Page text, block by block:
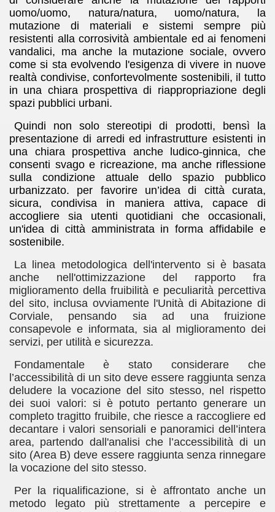
uomo/uomo, natura/natura, uomo/natura, la
mutazione di materiali e sistemi sempre più
resistenti alla corrosività ambientale ed ai fenomeni
vandalici, ma anche la mutazione sociale, ovvero
come si sta evolvendo l'esigenza di vivere in nuove
realtà condivise, confortevolmente sostenibili, il tutto
in una chiara prospettiva di riappropriazione degli
spazi pubblici urbani.
Quindi non solo stereotipi di prodotti, bensì la
presentazione di arredi ed infrastrutture esistenti in
una chiara prospettiva anche ludico-ginnica, che
consenti svago e ricreazione, ma anche riflessione
sulla condizione attuale dello spazio pubblico
urbanizzato. per favorire un’idea di città curata,
sicura, condivisa in maniera attiva, capace di
accogliere sia utenti quotidiani che occasionali,
un'idea di città amministrata in forma affidabile e
sostenibile.
La linea metodologica dell'intervento si è basata
anche nell'ottimizzazione del rapporto fra
miglioramento della fruibilità e peculiarità percettiva
del sito, inclusa ovviamente l'Unità di Abitazione di
Corviale, pensando sia ad una fruizione
consapevole e informata, sia al miglioramento dei
servizi, per utilità e sicurezza.
Fondamentale è stato considerare che
l’accessibilità di un sito deve essere raggiunta senza
deludere la vocazione del sito stesso, nel rispetto
dei suoi valori: si è potuto pertanto generare un
completo tragitto fruibile, che riesce a raccogliere ed
decantare i valori sensoriali e panoramici dell’intera
area, partendo dall'analisi che l’accessibilità di un
sito (Area B) deve essere raggiunta senza rinnegare
la vocazione del sito stesso.
Per la riqualificazione, si è affrontato anche un
metodo legato più strettamente a percepire e